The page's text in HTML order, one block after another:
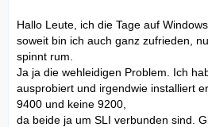
Hallo Leute, ich die Tage auf
soweit bin ich auch ganz zufrieden,
spinnt rum.
Ja ja die wehleidigen Problem. Ich
ausprobiert und irgendwie installiert
9400 und keine 9200,
da beide ja um SLI verbunden sind.